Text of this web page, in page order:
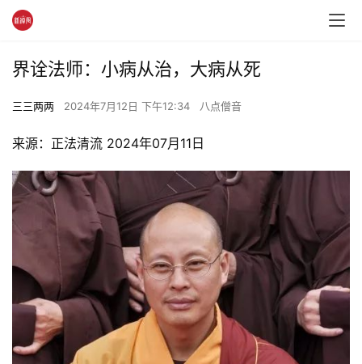
界诠法师：小病从治，大病从死
三三两两 2024年7月12日 下午12:34 八点僧音
来源：正法清流 2024年07月11日